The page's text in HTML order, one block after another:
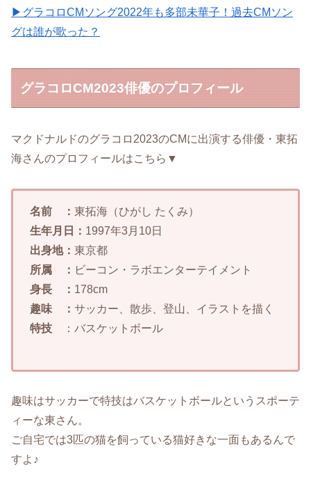
▶グラコロCMソング2022年も多部未華子！過去CMソン
グは誰が歌った？
グラコロCM2023俳優のプロフィール
マクドナルドのグラコロ2023のCMに出演する俳優・東拓
海さんのプロフィールはこちら▼
名前 ： 東拓海（ひがし たくみ）
生年月日： 1997年3月10日
出身地： 東京都
所属 ： ビーコン・ラボエンターテイメント
身長 ： 178cm
趣味 ： サッカー、散歩、登山、イラストを描く
特技 ：バスケットボール
趣味はサッカーで特技はバスケットボールというスポーテ
ィーな東さん。
ご自宅では3匹の猫を飼っている猫好きな一面もあるんで
すよ♪